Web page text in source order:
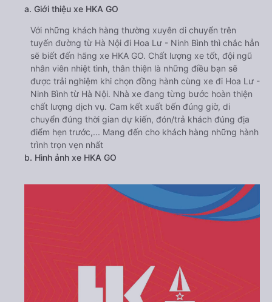
a. Giới thiệu xe HKA GO
Với những khách hàng thường xuyên di chuyển trên
tuyến đường từ Hà Nội đi Hoa Lư - Ninh Bình thì chắc hẳn
sẽ biết đến hãng xe HKA GO. Chất lượng xe tốt, đội ngũ
nhân viên nhiệt tình, thân thiện là những điều bạn sẽ
được trải nghiệm khi chọn đồng hành cùng xe đi Hoa Lư -
Ninh Bình từ Hà Nội. Nhà xe đang từng bước hoàn thiện
chất lượng dịch vụ. Cam kết xuất bến đúng giờ, di
chuyển đúng thời gian dự kiến, đón/trả khách đúng địa
điểm hẹn trước,... Mang đến cho khách hàng những hành
trình trọn vẹn nhất
b. Hình ảnh xe HKA GO